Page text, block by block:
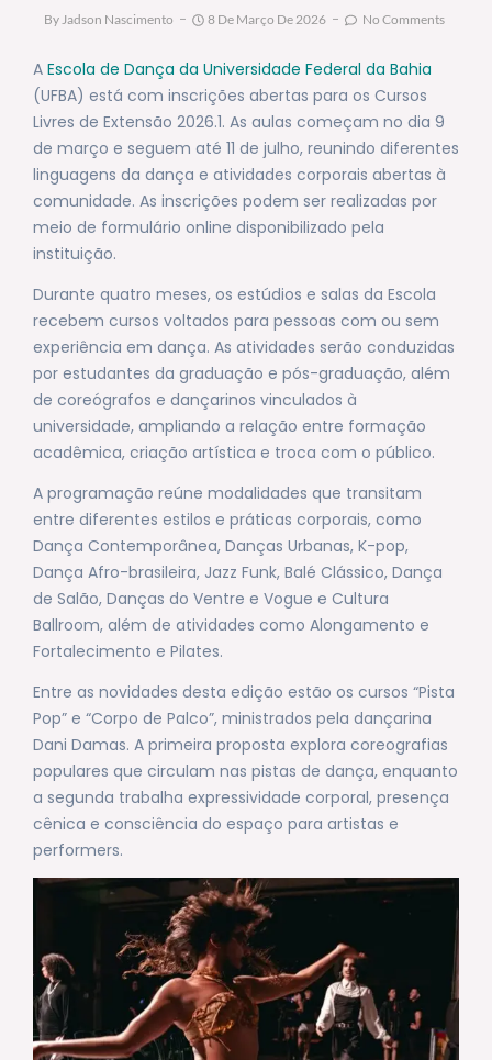
By Jadson Nascimento 8 De Março De 2026 No Comments
A Escola de Dança da Universidade Federal da Bahia
(UFBA) está com inscrições abertas para os Cursos
Livres de Extensão 2026.1. As aulas começam no dia 9
de março e seguem até 11 de julho, reunindo diferentes
linguagens da dança e atividades corporais abertas à
comunidade. As inscrições podem ser realizadas por
meio de formulário online disponibilizado pela
instituição.
Durante quatro meses, os estúdios e salas da Escola
recebem cursos voltados para pessoas com ou sem
experiência em dança. As atividades serão conduzidas
por estudantes da graduação e pós-graduação, além
de coreógrafos e dançarinos vinculados à
universidade, ampliando a relação entre formação
acadêmica, criação artística e troca com o público.
A programação reúne modalidades que transitam
entre diferentes estilos e práticas corporais, como
Dança Contemporânea, Danças Urbanas, K-pop,
Dança Afro-brasileira, Jazz Funk, Balé Clássico, Dança
de Salão, Danças do Ventre e Vogue e Cultura
Ballroom, além de atividades como Alongamento e
Fortalecimento e Pilates.
Entre as novidades desta edição estão os cursos “Pista
Pop” e “Corpo de Palco”, ministrados pela dançarina
Dani Damas. A primeira proposta explora coreografias
populares que circulam nas pistas de dança, enquanto
a segunda trabalha expressividade corporal, presença
cênica e consciência do espaço para artistas e
performers.